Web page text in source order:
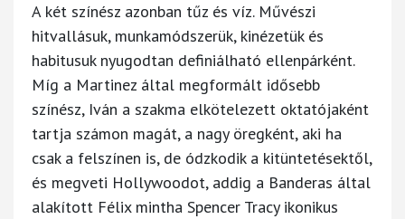
A két színész azonban tűz és víz. Művészi
hitvallásuk, munkamódszerük, kinézetük és
habitusuk nyugodtan definiálható ellenpárként.
Míg a Martinez által megformált idősebb
színész, Iván a szakma elkötelezett oktatójaként
tartja számon magát, a nagy öregként, aki ha
csak a felszínen is, de ódzkodik a kitüntetésektől,
és megveti Hollywoodot, addig a Banderas által
alakított Félix mintha Spencer Tracy ikonikus